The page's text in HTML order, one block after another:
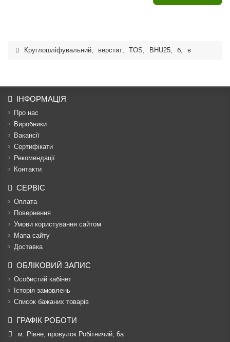
Круглошліфувальний, верстат, TOS, BHU25, б, в
ІНФОРМАЦІЯ
Про нас
Виробники
Вакансії
Сертифікати
Рекомендації
Контакти
СЕРВІС
Оплата
Повернення
Умови користування сайтом
Мапа сайту
Доставка
ОБЛІКОВИЙ ЗАПИС
Особистий кабінет
Історія замовлень
Список бажаних товарів
ГРАФІК РОБОТИ
м. Рівне, провулок Робітничий, 6а